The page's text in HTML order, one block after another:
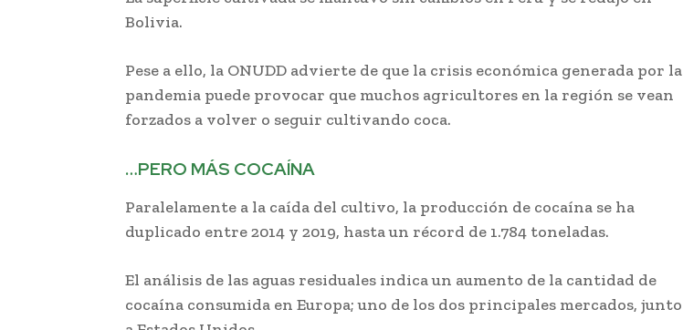
Bolivia.
Pese a ello, la ONUDD advierte de que la crisis económica generada por la
pandemia puede provocar que muchos agricultores en la región se vean
forzados a volver o seguir cultivando coca.
…PERO MÁS COCAÍNA
Paralelamente a la caída del cultivo, la producción de cocaína se ha
duplicado entre 2014 y 2019, hasta un récord de 1.784 toneladas.
El análisis de las aguas residuales indica un aumento de la cantidad de
cocaína consumida en Europa; uno de los dos principales mercados, junto